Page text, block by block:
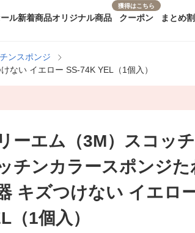
ル新着商品オリジナル商品
獲得はこちら
クーポン まとめ割
ンスポンジ
ない イエロー SS-74K YEL（1個入）
ーエム（3M）スコッ
チンカラースポンジた
キズつけない イエロ
（1個入）